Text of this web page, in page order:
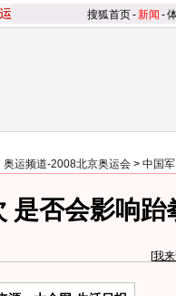
搜狐首页-新闻 -
奥运频道-2008北京奥运会 > 中国
是否会影响跆
[我